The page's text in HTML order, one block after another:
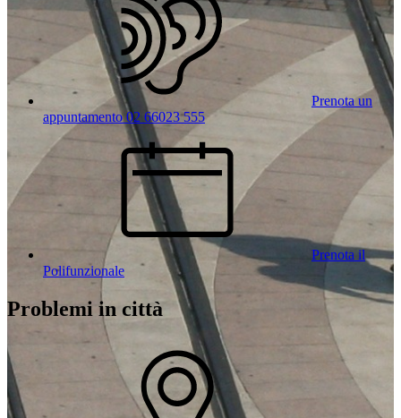
Prenota un
appuntamento 02 66023 555
Prenota il
Polifunzionale
Problemi in città